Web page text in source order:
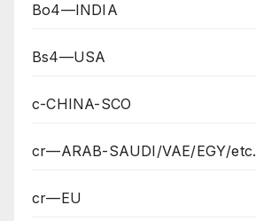
Bo4—INDIA
Bs4—USA
c-CHINA-SCO
cr—ARAB-SAUDI/VAE/EGY/etc.
cr—EU